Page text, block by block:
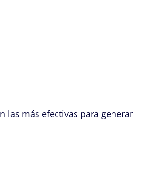
las más efectivas para generar